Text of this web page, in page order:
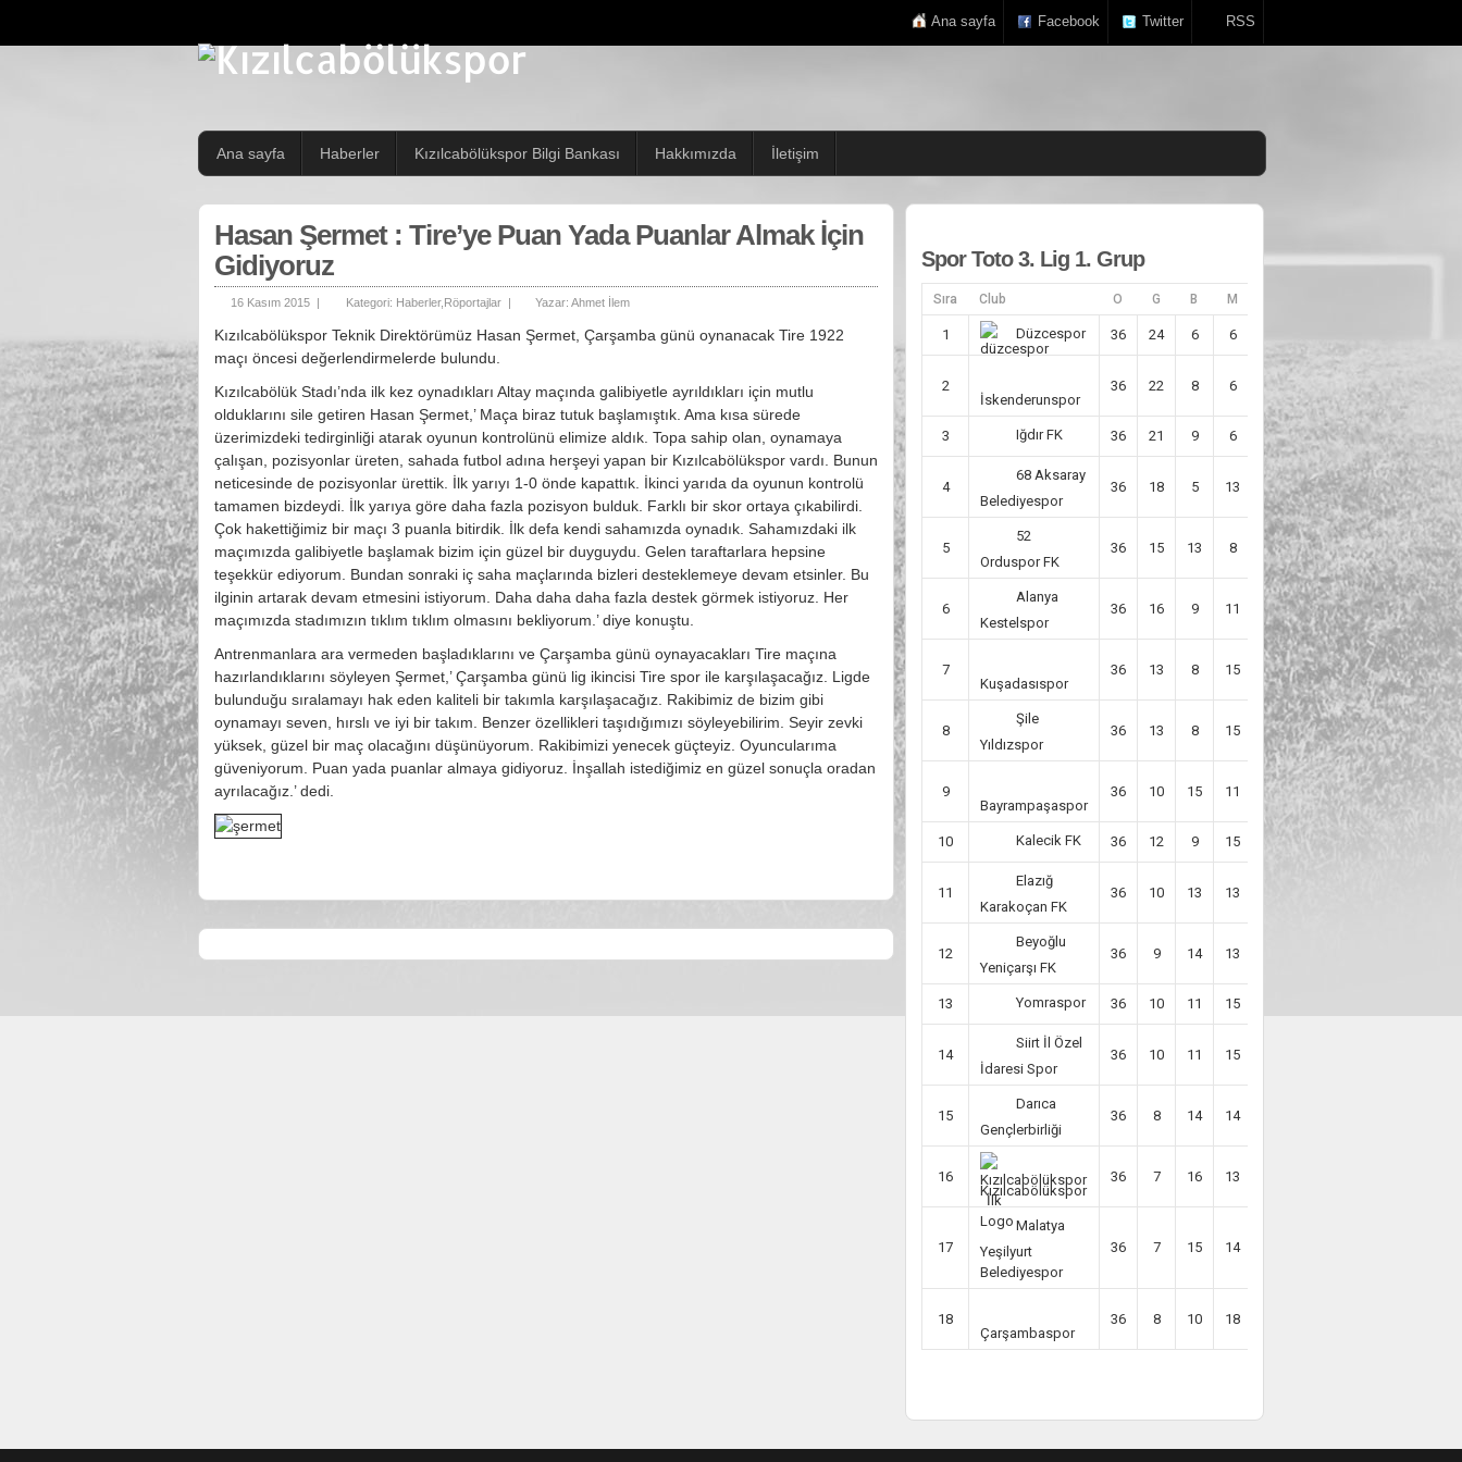
Ana sayfa Facebook Twitter RSS
Ana sayfa Haberler Kızılcabölükspor Bilgi Bankası Hakkımızda İletişim
Hasan Şermet : Tire’ye Puan Yada Puanlar Almak İçin
Gidiyoruz
16 Kasım 2015 | Kategori: Haberler, Röportajlar | Yazar: Ahmet İlem
Kızılcabölükspor Teknik Direktörümüz Hasan Şermet, Çarşamba günü oynanacak Tire 1922
maçı öncesi değerlendirmelerde bulundu.
Kızılcabölük Stadı’nda ilk kez oynadıkları Altay maçında galibiyetle ayrıldıkları için mutlu
olduklarını sile getiren Hasan Şermet,’ Maça biraz tutuk başlamıştık. Ama kısa sürede
üzerimizdeki tedirginliği atarak oyunun kontrolünü elimize aldık. Topa sahip olan, oynamaya
çalışan, pozisyonlar üreten, sahada futbol adına herşeyi yapan bir Kızılcabölükspor vardı. Bunun
neticesinde de pozisyonlar ürettik. İlk yarıyı 1-0 önde kapattık. İkinci yarıda da oyunun kontrolü
tamamen bizdeydi. İlk yarıya göre daha fazla pozisyon bulduk. Farklı bir skor ortaya çıkabilirdi.
Çok hakettiğimiz bir maçı 3 puanla bitirdik. İlk defa kendi sahamızda oynadık. Sahamızdaki ilk
maçımızda galibiyetle başlamak bizim için güzel bir duyguydu. Gelen taraftarlara hepsine
teşekkür ediyorum. Bundan sonraki iç saha maçlarında bizleri desteklemeye devam etsinler. Bu
ilginin artarak devam etmesini istiyorum. Daha daha daha fazla destek görmek istiyoruz. Her
maçımızda stadımızın tıklım tıklım olmasını bekliyorum.’ diye konuştu.
Antrenmanlara ara vermeden başladıklarını ve Çarşamba günü oynayacakları Tire maçına
hazırlandıklarını söyleyen Şermet,’ Çarşamba günü lig ikincisi Tire spor ile karşılaşacağız. Ligde
bulunduğu sıralamayı hak eden kaliteli bir takımla karşılaşacağız. Rakibimiz de bizim gibi
oynamayı seven, hırslı ve iyi bir takım. Benzer özellikleri taşıdığımızı söyleyebilirim. Seyir zevki
yüksek, güzel bir maç olacağını düşünüyorum. Rakibimizi yenecek güçteyiz. Oyuncularıma
güveniyorum. Puan yada puanlar almaya gidiyoruz. İnşallah istediğimiz en güzel sonuçla oradan
ayrılacağız.’ dedi.
Spor Toto 3. Lig 1. Grup
Sıra Club O G B M
1 Düzcespor 36 24 6 6
2
İskenderunspor
36 22 8 6 41
3 Iğdır FK 36 21 9 6 25 72
4
68 Aksaray
Belediyespor
36 18 5 13 6 59
5
52
Orduspor FK
36 15 13 8 7 58
6
Alanya
Kestelspor
36 16 9 11 12 57
7
Kuşadasıspor
36 13 8 15 -7 47
8
Şile
Yıldızspor
36 13 8 15 -7 47
9
Bayrampaşaspor
36 10 15 11 8 45
10 Kalecik FK 36 12 9 15 45
11
Elazığ
Karakoçan FK
36 10 13 13
12
Beyoğlu
Yeniçarşı FK
36 9 14 13
13 Yomraspor 36 10 11 15
14
Siirt İl Özel
İdaresi Spor
36 10 11 15
15
Darıca
Gençlerbirliği
36 8 14 14
16
Kızılcabölükspor
36 7 16 13
17
Malatya
Yeşilyurt
Belediyespor
36 7 15 14
18
Çarşambaspor
36 8 10 18